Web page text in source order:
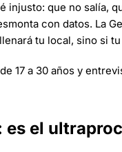
injusto: que no salía,
con datos. La
tu local, sino si
17 a 30 años y
es el